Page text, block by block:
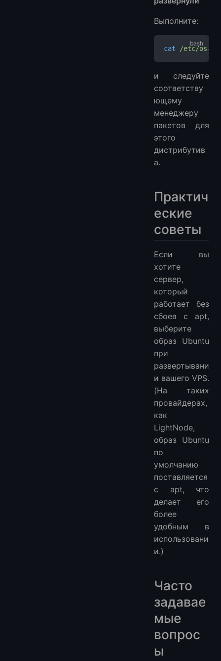
Выполните:
cat /etc/os-
и следуйте
соответству
ющему
менеджеру
пакетов для
этого
дистрибутив
а.
Практич
еские
советы
Если вы
хотите
сервер,
который
работает без
сбоев с apt,
выберите
образ Ubuntu
при
развертывани
и вашего VPS.
(На таких
провайдерах,
как
LightNode,
образ Ubuntu
по
умолчанию
поставляется
с apt, что
делает его
более
удобным в
использовани
и.)
Часто
задавае
мые
вопрос
ы